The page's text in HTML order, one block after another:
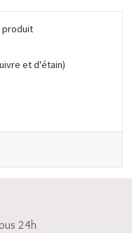
produit
et d'étain)
24h